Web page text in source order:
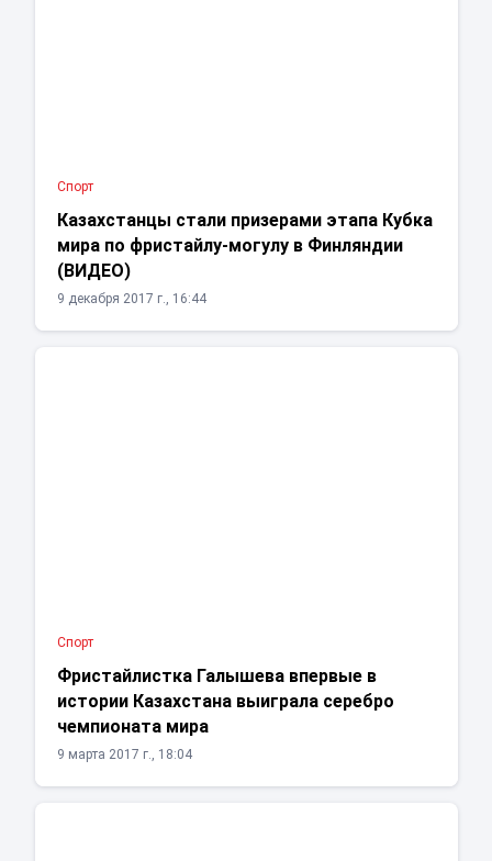
Спорт
Казахстанцы стали призерами этапа Кубка
мира по фристайлу-могулу в Финляндии
(ВИДЕО)
9 декабря 2017 г., 16:44
Спорт
Фристайлистка Галышева впервые в
истории Казахстана выиграла серебро
чемпионата мира
9 марта 2017 г., 18:04